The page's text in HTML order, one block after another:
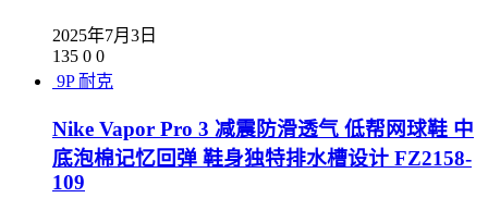
2025年7月3日
135 0 0
9P 耐克
Nike Vapor Pro 3 减震防滑透气 低帮网球鞋 中
底泡棉记忆回弹 鞋身独特排水槽设计 FZ2158-
109